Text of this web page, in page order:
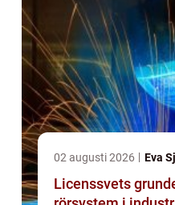
02 augusti 2026 Eva
Licenssvets grunden för säkra